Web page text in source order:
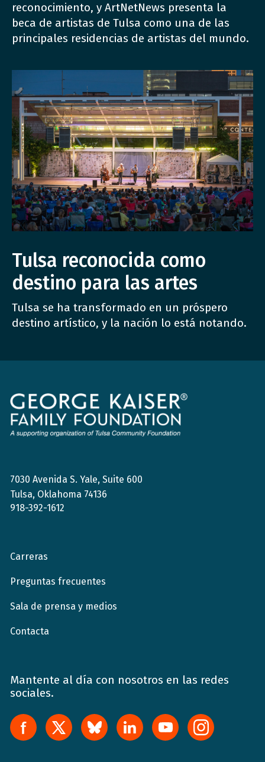
reconocimiento, y ArtNetNews presenta la
beca de artistas de Tulsa como una de las
principales residencias de artistas del mundo.
Tulsa reconocida como
destino para las artes
Tulsa se ha transformado en un próspero
destino artístico, y la nación lo está notando.
Fundación
de
la
Familia
7030 Avenida S. Yale, Suite 600
Tulsa, Oklahoma 74136
918-392-1612
Carreras
Preguntas frecuentes
Sala de prensa y medios
Contacta
Mantente al día con nosotros en las redes
sociales.